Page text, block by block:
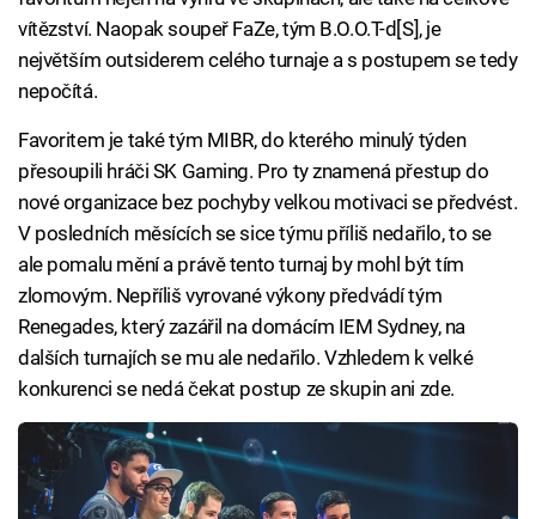
vítězství. Naopak soupeř FaZe, tým B.O.O.T-d[S], je
největším outsiderem celého turnaje a s postupem se tedy
nepočítá.
Favoritem je také tým MIBR, do kterého minulý týden
přesoupili hráči SK Gaming. Pro ty znamená přestup do
nové organizace bez pochyby velkou motivaci se předvést.
V posledních měsících se sice týmu příliš nedařilo, to se
ale pomalu mění a právě tento turnaj by mohl být tím
zlomovým. Nepříliš vyrované výkony předvádí tým
Renegades, který zazářil na domácím IEM Sydney, na
dalších turnajích se mu ale nedařilo. Vzhledem k velké
konkurenci se nedá čekat postup ze skupin ani zde.